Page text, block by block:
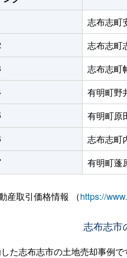
志布志町
志布志町
志布志町
有明町野
有明町原
志布志町
有明町蓬
産取引価格情報 （https://
志布志市
た志布志市の土地売却事例で